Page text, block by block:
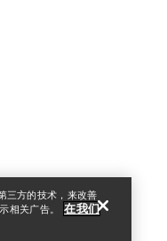
三方的技术，来改善
相关广告。
在我们